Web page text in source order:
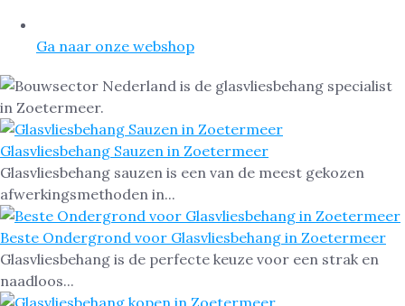
Ga naar onze webshop
Glasvliesbehang Sauzen in Zoetermeer
Glasvliesbehang sauzen is een van de meest gekozen
afwerkingsmethoden in...
Beste Ondergrond voor Glasvliesbehang in Zoetermeer
Glasvliesbehang is de perfecte keuze voor een strak en
naadloos...